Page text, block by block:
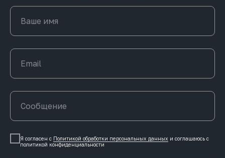
Я согласен с Политикой обработки персональных данных и соглашаюсь c
политикой конфиденциальности